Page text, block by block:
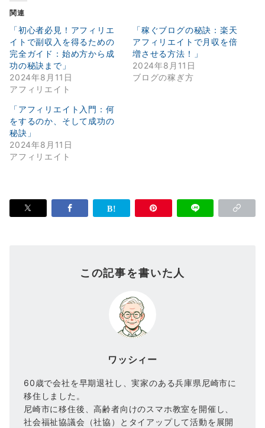
関連
「初心者必見！アフィリエ
イトで副収入を得るための
完全ガイド：始め方から成
功の秘訣まで」
2024年8月11日
アフィリエイト
「稼ぐブログの秘訣：楽天
アフィリエイトで月収を倍
増させる方法！」
2024年8月11日
ブログの稼ぎ方
「アフィリエイト入門：何
をするのか、そして成功の
秘訣」
2024年8月11日
アフィリエイト
この記事を書いた人
ワッシィー
60歳で会社を早期退社し、実家のある兵庫県尼崎市に
移住しました。
尼崎市に移住後、高齢者向けのスマホ教室を開催し、
社会福祉協議会（社協）とタイアップして活動を展開